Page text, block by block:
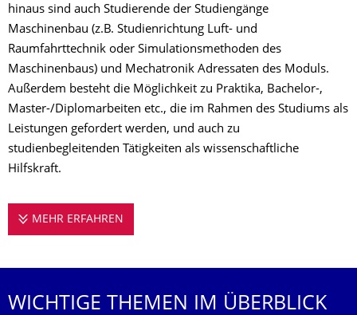
hinaus sind auch Studierende der Studiengänge
Maschinenbau (z.B. Studienrichtung Luft- und
Raumfahrttechnik oder Simulationsmethoden des
Maschinenbaus) und Mechatronik Adressaten des Moduls.
Außerdem besteht die Möglichkeit zu Praktika, Bachelor-,
Master-/Diplomarbeiten etc., die im Rahmen des Studiums als
Leistungen gefordert werden, und auch zu
studienbegleitenden Tätigkeiten als wissenschaftliche
Hilfskraft.
MEHR ERFAHREN
WICHTIGE THEMEN IM ÜBERBLICK